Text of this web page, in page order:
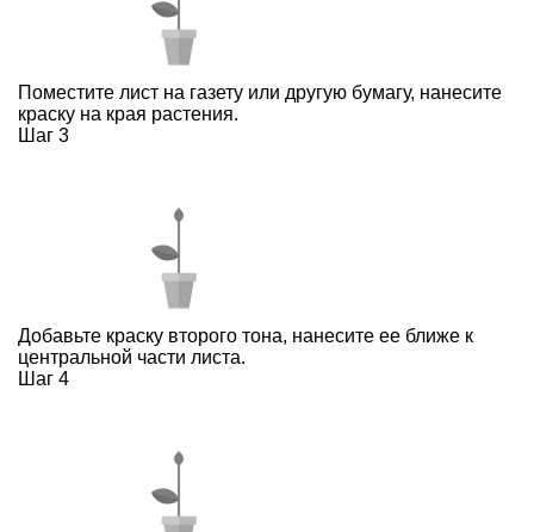
Поместите лист на газету или другую бумагу, нанесите
краску на края растения.
Шаг 3
Добавьте краску второго тона, нанесите ее ближе к
центральной части листа.
Шаг 4